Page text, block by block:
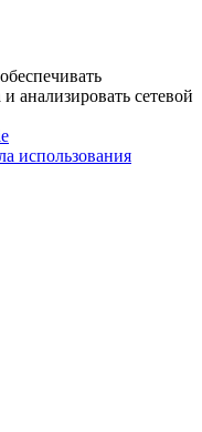
анализировать сетевой
использования